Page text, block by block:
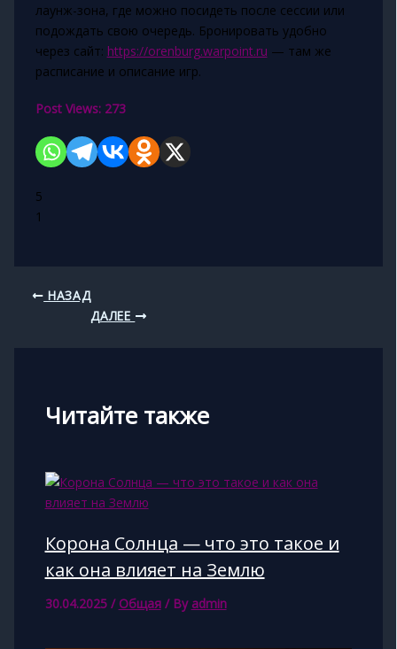
лаунж-зона, где можно посидеть после сессии или
подождать свою очередь. Бронировать удобно
через сайт: https://orenburg.warpoint.ru — там же
расписание и описание игр.
Post Views: 273
5
1
НАЗАД
ДАЛЕЕ
Читайте также
Корона Солнца — что это такое и
как она влияет на Землю
30.04.2025 / Общая/ By admin